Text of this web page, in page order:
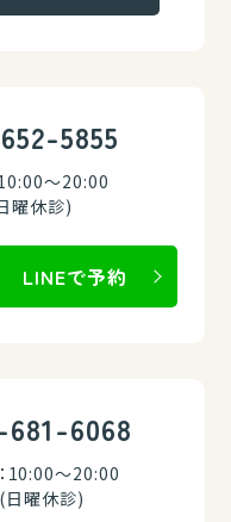
5855
～20:00
曜休診)
LINEで予約
681-6068
10:00～20:00
(日曜休診)